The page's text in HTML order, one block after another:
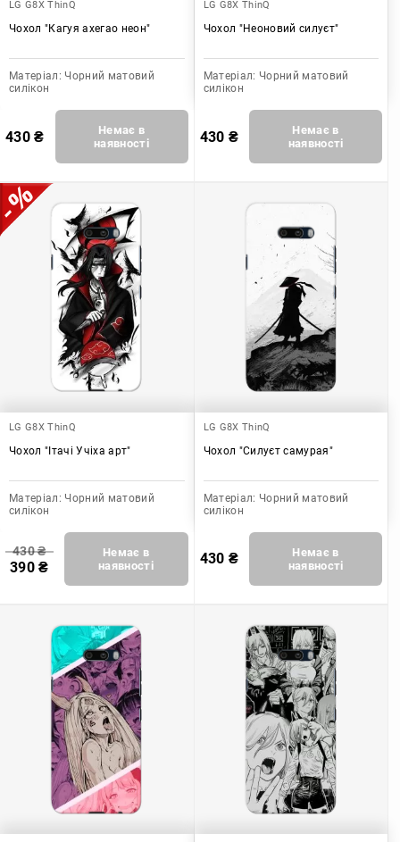
LG G8X ThinQ
Чохол "Кагуя ахегао неон"
Матеріал: Чорний матовий
силікон
430₴
Немає в
наявності
LG G8X ThinQ
Чохол "Неоновий силуєт"
Матеріал: Чорний матовий
силікон
430 ₴
Немає в
наявності
LG G8X ThinQ
Чохол "Ітачі Учіха арт"
Матеріал: Чорний матовий
силікон
430₴
390₴
Немає в
наявності
LG G8X ThinQ
Чохол "Силуєт самурая"
Матеріал: Чорний матовий
силікон
430 ₴
Немає в
наявності